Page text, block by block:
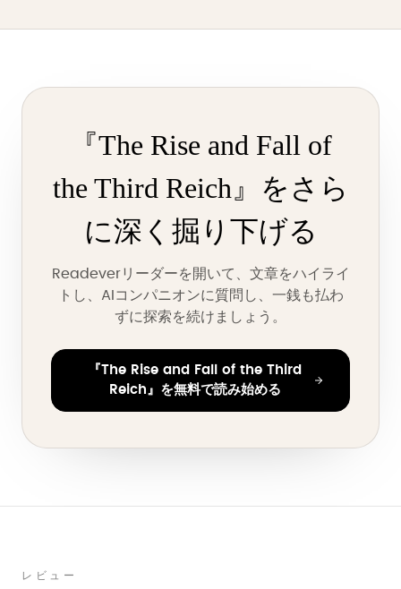
『The Rise and Fall of
the Third Reich』をさら
に深く掘り下げる
Readeverリーダーを開いて、文章をハイライ
トし、AIコンパニオンに質問し、一銭も払わ
ずに探索を続けましょう。
『The Rise and Fall of the Third
Reich』を無料で読み始める
レビュー